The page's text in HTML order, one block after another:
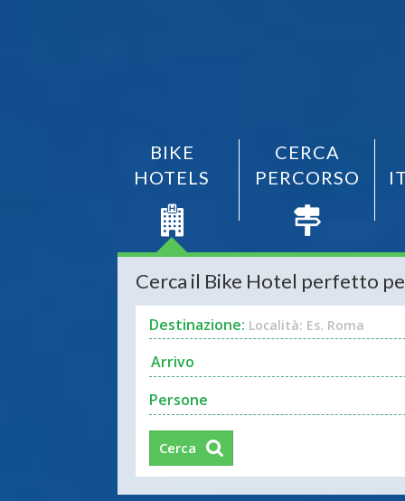
BIKE
HOTELS
CERCA
PERCORSO
Cerca il Bike Hotel perfetto
Destinazione: Località: Es. Roma
Persone
Cerca